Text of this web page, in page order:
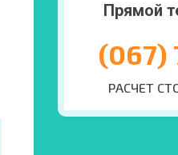
Прямой
(067)
РАСЧЕТ